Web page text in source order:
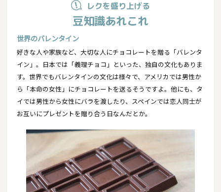
レクを盛り上げる
豆知識あれこれ
世界のバレンタイン
好きな人や家族など、大切な人にチョコレートを贈る「バレンタ
イン」。日本では「義理チョコ」といった、独自の文化もありま
す。世界でもバレンタインの文化は様々で、アメリカでは男性か
ら「本命の女性」にチョコレートを送るそうですよ。他にも、タ
イでは男性から女性にバラを渡したり、スペインでは恋人同士が
お互いにプレゼントを贈り合う日なんだとか。